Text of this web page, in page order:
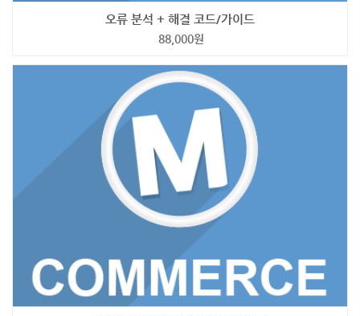
오류 분석 + 해결 코드/가이드
88,000원